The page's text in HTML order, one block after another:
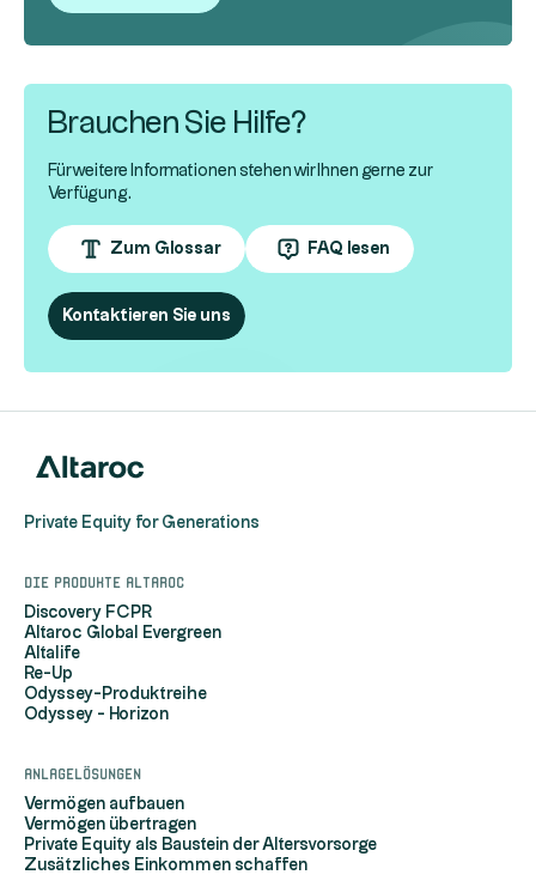
Brauchen Sie Hilfe?
Für weitere Informationen stehen wir Ihnen gerne zur
Verfügung.
Zum Glossar FAQ lesen
Kontaktieren Sie uns
Private Equity for Generations
Die Produkte Altaroc
Discovery FCPR
Altaroc Global Evergreen
Altalife
Re-Up
Odyssey-Produktreihe
Odyssey - Horizon
Anlagelösungen
Vermögen aufbauen
Vermögen übertragen
Private Equity als Baustein der Altersvorsorge
Zusätzliches Einkommen schaffen